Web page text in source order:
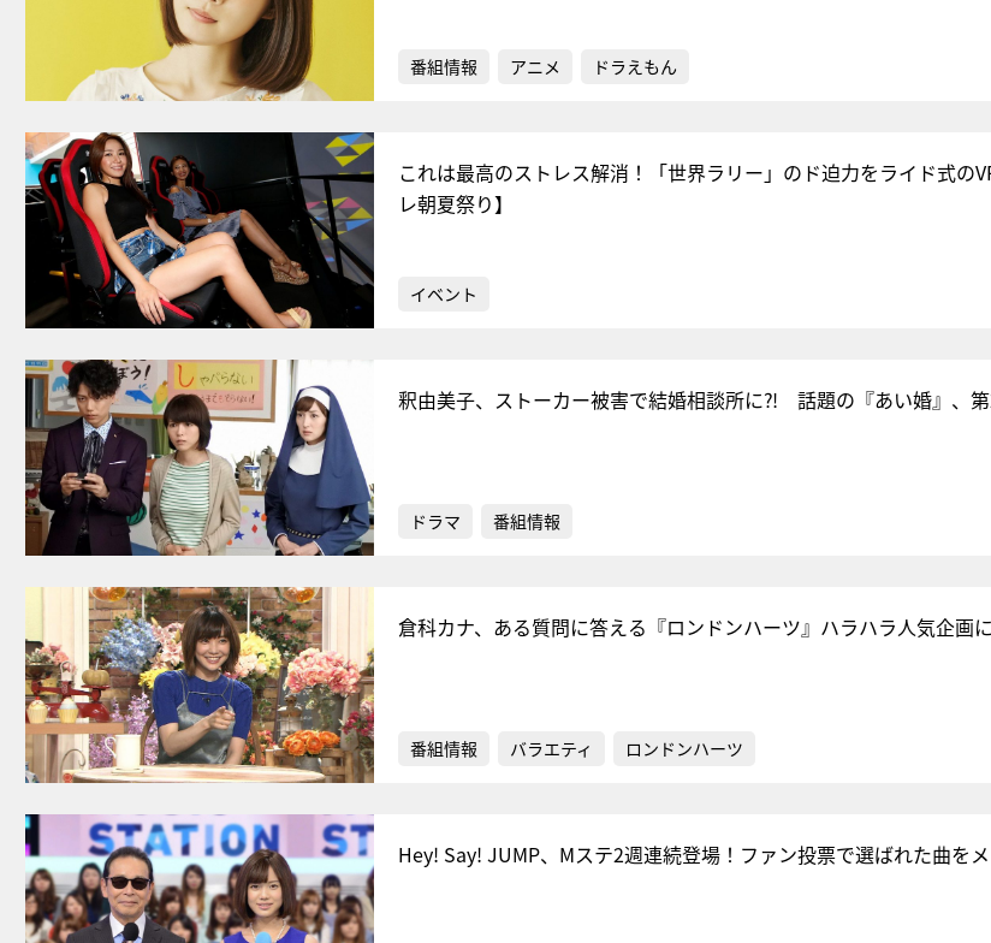
番組情報 アニメ ドラえもん
これは最高のストレス解消！「世界ラリー」のド迫力をライド式の
レ朝夏祭り】
イベント
釈由美子、ストーカー被害で結婚相談所に⁈ 話題の『あい婚』、第
ドラマ 番組情報
倉科カナ、ある質問に答える『ロンドンハーツ』ハラハラ人気企画
番組情報 バラエティ ロンドンハーツ
Hey! Say! JUMP、Mステ2週連続登場！ファン投票で選ばれた曲を